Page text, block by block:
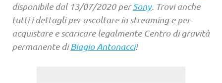
disponibile dal 13/07/2020 perSony. Trovi anche
tutti i dettagli per ascoltare in streaming e per
acquistare e scaricare legalmente Centro di gravità
permanente diBiagio Antonacci!